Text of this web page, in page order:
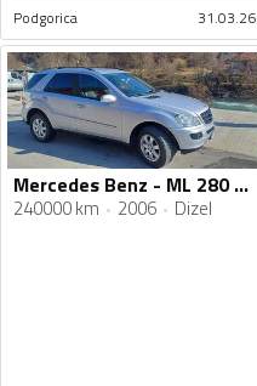
Podgorica 31.03.26
Mercedes Benz - ML 280 - 280
240000 km 2006 Dizel